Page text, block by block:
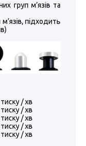
груп м’язів та
підходить
/ хв
/ хв
/ хв
/ хв
/ хв